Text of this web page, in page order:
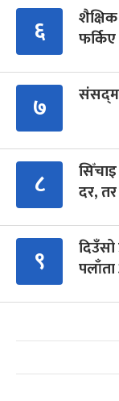
६
फर्किए
७
८
दर,
९